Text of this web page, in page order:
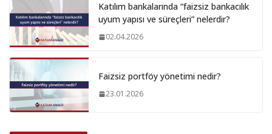
Katılım bankalarında “faizsiz bankacılık
uyum yapısı ve süreçleri” nelerdir?
02.04.2026
Faizsiz portföy yönetimi nedir?
23.01.2026